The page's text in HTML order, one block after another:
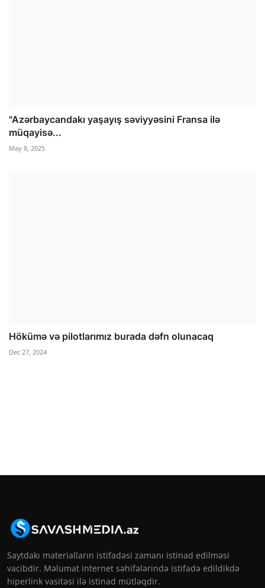
"Azərbaycandakı yaşayış səviyyəsini Fransa ilə
müqayisə...
May 8, 2025
Hökümə və pilotlarımız burada dəfn olunacaq
Dec 27, 2024
Saytdakı materialların istifadəsi zamanı istinad edilməsi
vacibdir. Məlumat internet səhifələrində istifadə edildikdə
hiperlink vasitəsi ilə istinad mütləqdir.